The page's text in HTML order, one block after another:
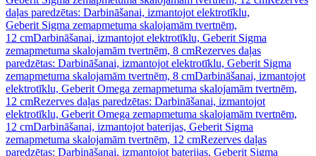
daļas paredzētas: Darbināšanai, izmantojot elektrotīklu,
Geberit Sigma zemapmetuma skalojamām tvertnēm,
12 cmDarbināšanai, izmantojot elektrotīklu, Geberit Sigma
zemapmetuma skalojamām tvertnēm, 8 cmRezerves daļas
paredzētas: Darbināšanai, izmantojot elektrotīklu, Geberit Sigma
zemapmetuma skalojamām tvertnēm, 8 cmDarbināšanai, izmantojot
elektrotīklu, Geberit Omega zemapmetuma skalojamām tvertnēm,
12 cmRezerves daļas paredzētas: Darbināšanai, izmantojot
elektrotīklu, Geberit Omega zemapmetuma skalojamām tvertnēm,
12 cmDarbināšanai, izmantojot baterijas, Geberit Sigma
zemapmetuma skalojamām tvertnēm, 12 cmRezerves daļas
paredzētas: Darbināšanai, izmantojot baterijas, Geberit Sigma